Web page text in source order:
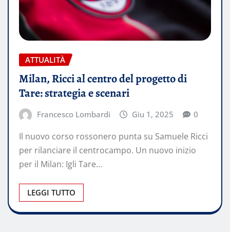
ATTUALITÀ
Milan, Ricci al centro del progetto di
Tare: strategia e scenari
Francesco Lombardi Giu 1, 2025 0
Il nuovo corso rossonero punta su Samuele Ricci
per rilanciare il centrocampo. Un nuovo inizio
per il Milan: Igli Tare…
LEGGI TUTTO